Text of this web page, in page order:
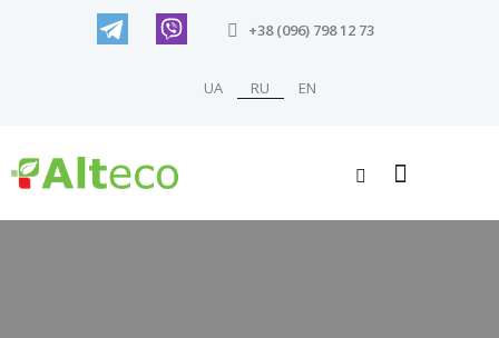
+38 (096) 798 12 73
UA RU EN